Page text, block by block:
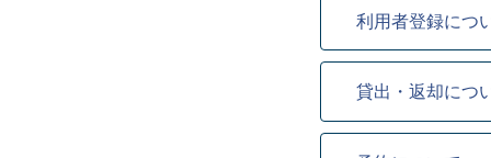
利用者登録につ
貸出・返却につ